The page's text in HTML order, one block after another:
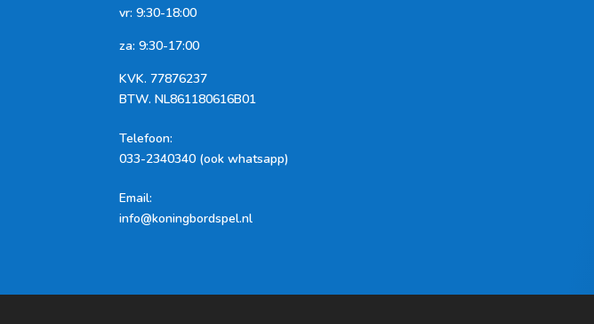
vr: 9:30-18:00
za: 9:30-17:00
KVK. 77876237
BTW. NL861180616B01
Telefoon:
033-2340340 (ook whatsapp)
Email:
info@koningbordspel.nl